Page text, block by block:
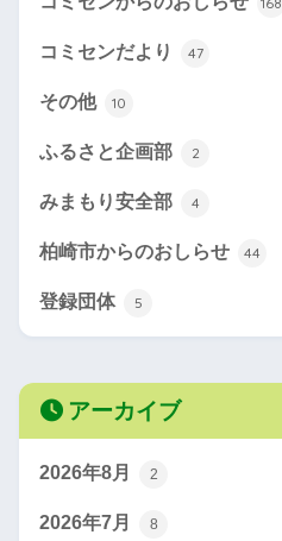
コミセンだより 47
その他 10
ふるさと企画部 2
みまもり安全部 4
柏崎市からのおしらせ 44
登録団体 5
アーカイブ
2026年8月 2
2026年7月 8